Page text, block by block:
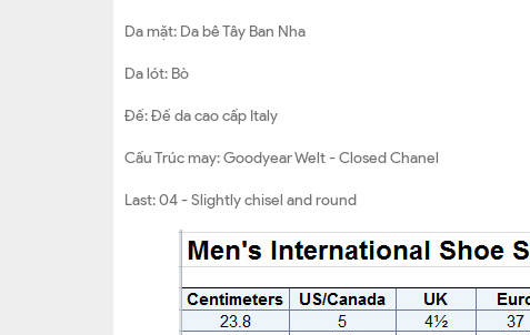
Da mặt: Da bê Tây Ban Nha
Da lót: Bò
Đế: Đế da cao cấp Italy
Cấu Trúc may: Goodyear Welt - Closed Chanel
Last: 04 - Slightly chisel and round